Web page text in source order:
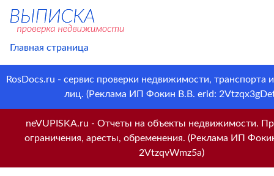
Главная страница
RosDocs.ru - сервис проверки недвижимости, транспорта
лиц. (Реклама ИП Фокин В.В. erid:
neVUPISKA.ru - Отчеты на объекты недвижимости.
ограничения, аресты, обременения. (Реклама ИП
2VtzqvWmz5a)